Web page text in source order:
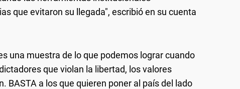
que evitaron su llegada", escribió en su cuenta
una muestra de lo que podemos lograr cuando
que violan la libertad, los valores
BASTA a los que quieren poner al país del lado